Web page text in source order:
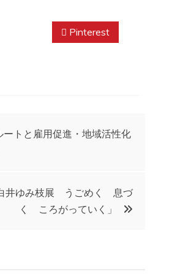
Pinterest
ートと雇用促進・地域活性化
井ゆみ枝展 うごめく 息づ
く ころがっていく」